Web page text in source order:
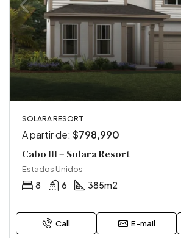
SOLARA RESORT
A partir de: $798,990
Cabo III – Solara Resort
Estados Unidos
8 6 385m2
Call E-mail